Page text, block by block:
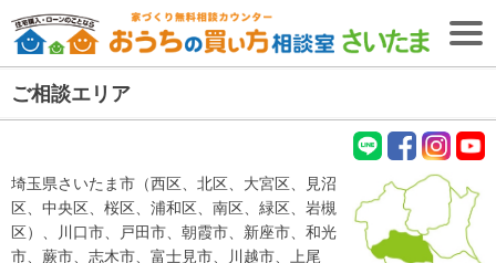
無料相談予約
ＴＯＰ
住宅購入専門
ご相談エリア
E
ebo
ok
Inst
agr
am
tub
埼玉県さいたま市（西区、北区、大宮区、見沼
区、中央区、桜区、浦和区、南区、緑区、岩槻
区）、川口市、戸田市、朝霞市、新座市、和光
市、蕨市、志木市、富士見市、川越市、上尾